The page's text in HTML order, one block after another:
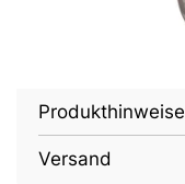
Produkthinweise
Versand